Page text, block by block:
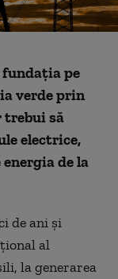
fundația pe
verde prin
trebui să
electrice,
de la
de ani și
al
la generarea